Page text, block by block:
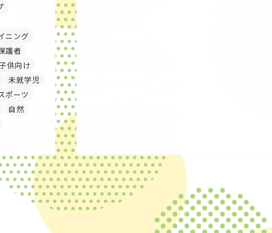
ニング
護者
供向け
未就学児
ポーツ
自然